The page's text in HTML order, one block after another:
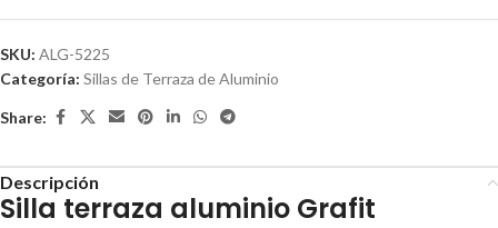
SKU: ALG-5225
Categoría: Sillas de Terraza de Aluminio
Share:
Descripción
Silla terraza aluminio Grafit